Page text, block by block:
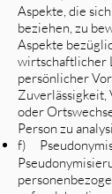
Aspekte, die
beziehen, zu
Aspekte
wirtschaftlicher
persönlicher
oder
Person zu
f)